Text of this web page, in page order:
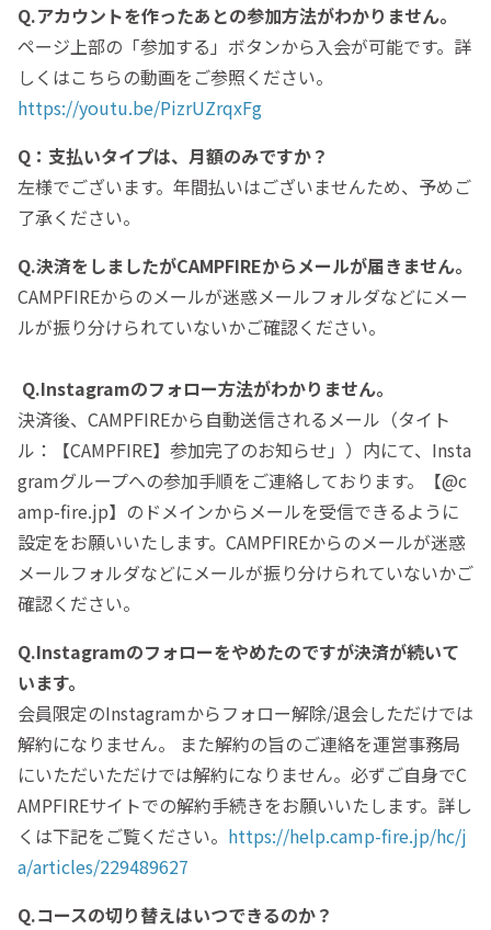
Q.アカウントを作ったあとの参加方法がわかりません。
ページ上部の「参加する」ボタンから入会が可能です。詳
しくはこちらの動画をご参照ください。
https://youtu.be/PizrUZrqxFg
Q：支払いタイプは、月額のみですか？
左様でございます。年間払いはございませんため、予めご
了承ください。
Q.決済をしましたがCAMPFIREからメールが届きません。
CAMPFIREからのメールが迷惑メールフォルダなどにメー
ルが振り分けられていないかご確認ください。
Q.Instagramのフォロー方法がわかりません。
決済後、CAMPFIREから自動送信されるメール（タイト
ル：【CAMPFIRE】参加完了のお知らせ」）内にて、Insta
gramグループへの参加手順をご連絡しております。【@c
amp-fire.jp】のドメインからメールを受信できるように
設定をお願いいたします。CAMPFIREからのメールが迷惑
メールフォルダなどにメールが振り分けられていないかご
確認ください。
Q.Instagramのフォローをやめたのですが決済が続いて
います。
会員限定のInstagramからフォロー解除/退会しただけでは
解約になりません。 また解約の旨のご連絡を運営事務局
にいただいただけでは解約になりません。必ずご自身でC
AMPFIREサイトでの解約手続きをお願いいたします。詳し
くは下記をご覧ください。 https://help.camp-fire.jp/hc/j
a/articles/229489627
Q.コースの切り替えはいつできるのか？